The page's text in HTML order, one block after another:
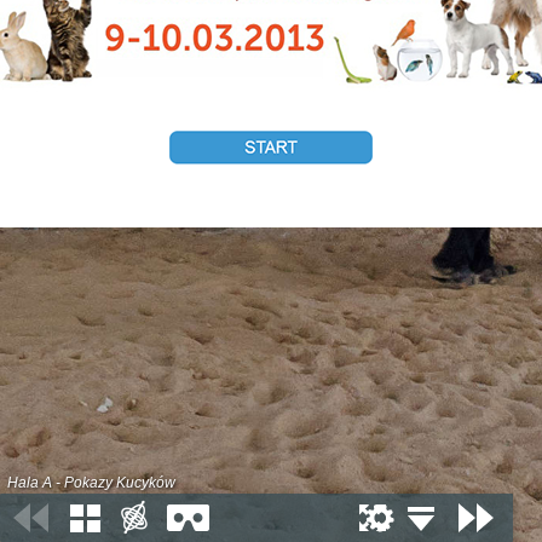
Hala A - Pokazy Kucyków